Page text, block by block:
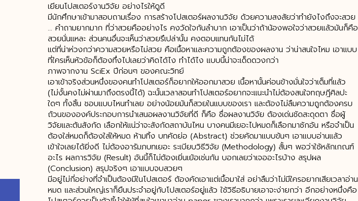
เยียนโปสเตอร์งานวิจัย อย่างไรให้ดูดี
มีนักศึกษาเข้ามาสอบถามเรื่อง การสร้างโปสเตอร์ผลงานวิจัย ด้วยความสงสัยว่าทำยังไงถึงจะสวย
… คำถามยากมาก ที่ว่าสวยคืออย่างไร คงวัดใจกันลำบาก เอาเป็นว่าถ้าน้องพอใจว่าสวยแล้วมันก็คือ
สวยนั่นแหละ ส่วนคนอื่นจะเห็นว่าสวยรึเปล่านั้น คงตอบแทนกันไม่ได้
แต่ที่น่าห่วงกว่าความสวยหรือไม่สวย คือเนื้อหาและความถูกต้องของผลงาน ว่าน่าสนใจไหม เอาแบบ
ที่ใครเห็นหัวข้อก็ต้องทึ่งไปเลยว่าคิดได้ไง ทำได้ไง แบบนี้น่าจะเด็ดดวงกว่า
ภาพจากงาน SciEx ปีก่อนๆ ของคณะวิทย์
เอาเข้าจริงส่วนหนึ่งของคนทำโปสเตอร์ก็อยากให้ออกมาสวย เนื้อหานั้นค่อนข้างมั่นใจว่าเต็มที่แล้ว
(ไม่งั้นคงไม่ผ่านมาถึงตรงนี้ได้) ฉะนั้นเวลาสอนทำโปสเตอร์อยากจะแนะนำไม่ต้องสนใจทฤษฎีศิลปะ
ใดๆ ทั้งสิ้น ชอบแบบไหนทำเลย อย่างน้อยมันก็สวยในแบบของเรา และต้องไม่ลืมความถูกต้องครบ
ถ้วนขององค์ประกอบการนำเสนอผลงานวิจัยที่ดี ก็คือ ชื่อผลงานวิจัย ต้องเด่นชัดสะดุดตา ชื่อผู้
วิจัยและต้นสังกัด เลือกให้แน่ว่าจะสังกัดสถาบันไหน บางคนมีเยอะไปหมดก็เลือกมาซักอัน หรือจำเป็น
ต้องใส่หมดก็ต้องใส่ให้หมด ห้ามทิ้ง บทคัดย่อ (Abstract) ช่วยคัดมาแบบข้นๆ เอาแบบอ่านแล้ว
เข้าใจเลยได้ยิ่งดี ไม่ต้องอารัมภบทเยอะ ระเบียบวิธีวิจัย (Methodology) สั้นๆ พอว่าใช้หลักเกณฑ์
อะไร ผลการวิจัย (Result) อันนี้ก็ไม่ต้องเยิ่นเย้อเช่นกัน บอกเลยว่าเจออะไรบ้าง สรุปผล
(Conclusion) สรุปจริงๆ เอาแบบจบสวยๆ
มีอยู่ไม่กี่อย่างที่จำเป็นต้องมีในโปสเตอร์ ต้องคัดเอาแต่เนื้อมาใส่ อย่าลืมว่าไม่มีใครอยากเสียเวลาอ่าน
หมด และส่วนใหญ่เราก็ยืนประจำอยู่กับโปสเตอร์อยู่แล้ว ใช้วิธีอธิบายเอาจะง่ายกว่า อีกอย่างหนึ่งคือ